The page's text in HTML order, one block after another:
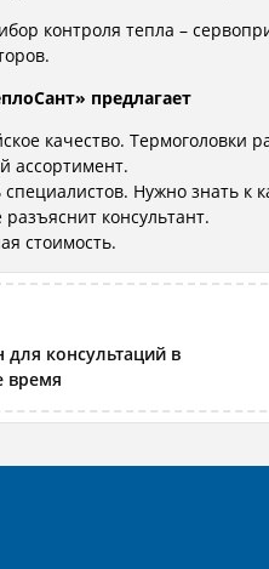
контроля тепла –
предлагает
качество. Термоголовки
ассортимент.
Нужно знать к
разъяснит консультант.
стоимость.
для консультаций в
время